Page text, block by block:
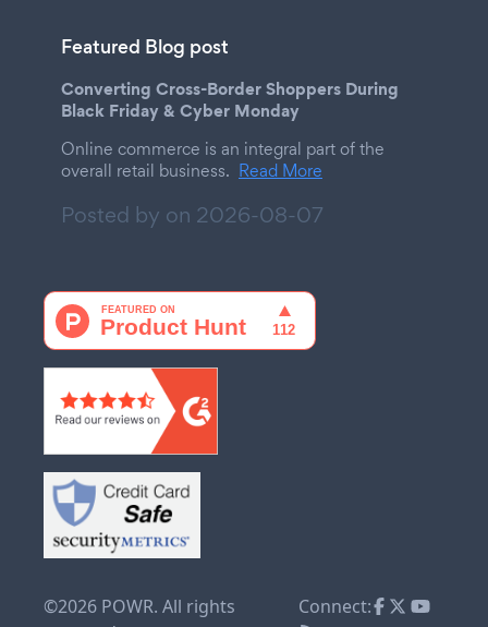
Featured Blog post
Converting Cross-Border Shoppers During
Black Friday & Cyber Monday
Online commerce is an integral part of the
overall retail business. Read More
Posted by on 2026-08-07
©2026 POWR. All rights
Connect: